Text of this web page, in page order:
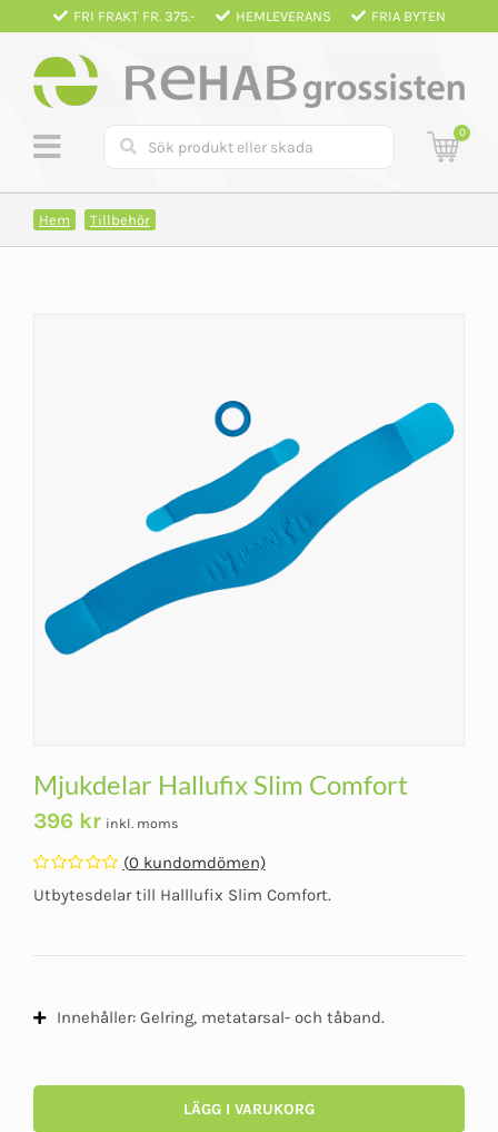
Fortsätt
innehållet
FRI FRAKT FR. 375.- HEMLEVERANS FRIA BYTEN
0
Hem Tillbehör
Mjukdelar Hallufix Slim Comfort
396 kr inkl. moms
Betygsatt
0
(0kundomdömen)
Utbytesdelar till Halllufix Slim Comfort.
Innehåller: Gelring, metatarsal- och tåband.
LÄGG I VARUKORG